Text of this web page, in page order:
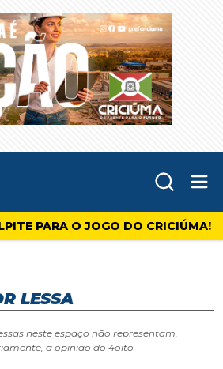
PARA O JOGO DO CRICIÚMA!
LESSA
neste espaço não representam,
a opinião do 4oito